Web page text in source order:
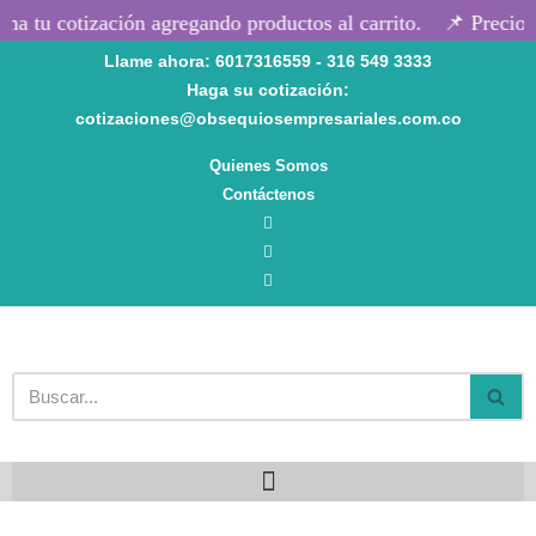
contenido
tu cotización agregando productos al carrito. 📌
Llame ahora: 6017316559 - 316 549 3333
Haga su cotización:
cotizaciones@obsequiosempresariales.com.co
Quienes Somos
Contáctenos